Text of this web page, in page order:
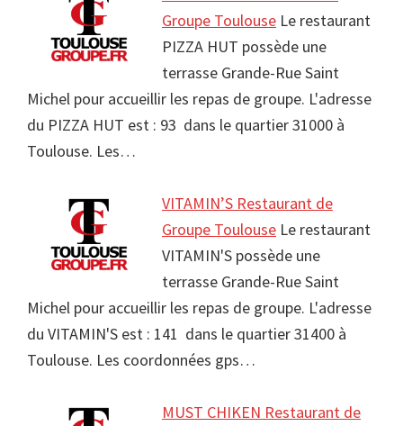
Groupe Toulouse Le restaurant
PIZZA HUT possède une
terrasse Grande-Rue Saint
Michel pour accueillir les repas de groupe. L'adresse
du PIZZA HUT est : 93 dans le quartier 31000 à
Toulouse. Les…
VITAMIN’S Restaurant de
Groupe Toulouse Le restaurant
VITAMIN'S possède une
terrasse Grande-Rue Saint
Michel pour accueillir les repas de groupe. L'adresse
du VITAMIN'S est : 141 dans le quartier 31400 à
Toulouse. Les coordonnées gps…
MUST CHIKEN Restaurant de